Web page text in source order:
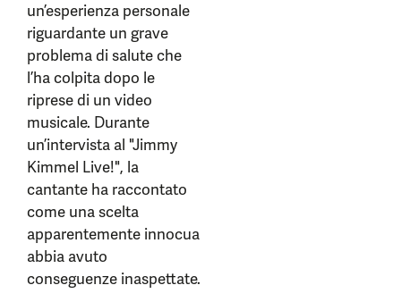
un’esperienza personale
riguardante un grave
problema di salute che
l’ha colpita dopo le
riprese di un video
musicale. Durante
un’intervista al "Jimmy
Kimmel Live!", la
cantante ha raccontato
come una scelta
apparentemente innocua
abbia avuto
conseguenze inaspettate.